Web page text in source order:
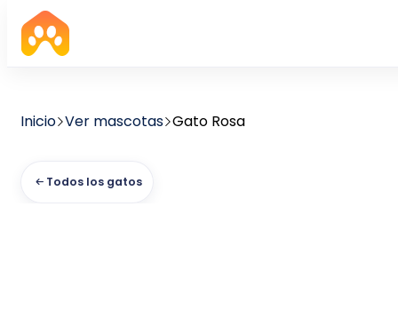
Inicio Ver mascotas Gato Rosa
Todos los gatos